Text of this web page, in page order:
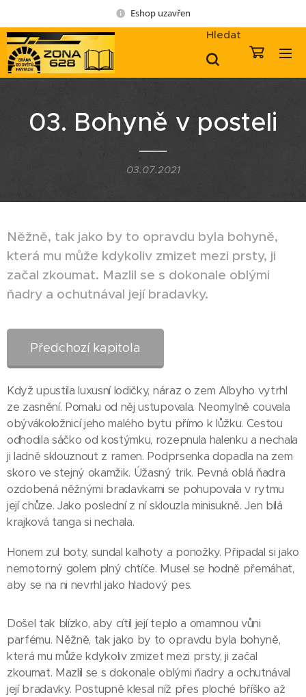
Eshop uzavřen
Hledat
03. Bohyně v posteli
03.07.2021
Něžně, tak jako by to opravdu byla bohyně,
která mu může kdykoliv zmizet mezi prsty, ji
začal zkoumat. Mazlil se s dokonale oblými
ňadry a ochutnával její bradavky.
Předchozí kapitola
Když upustila luxusní lodičky, náraz o zem Albyho vytrhl
ze zasnění. Pomalu od něj ustupovala. Neomylně couvala
obývákoložnicí jeho malého bytu přímo k lůžku. Cestou
odhodila sáčko od kostýmku, rozepnula halenku a nechala
ji ladně sklouznout z ramen. Podprsenka dopadla na zem
skoro ve stejný okamžik. Úžasný trik. Pevná oblá ňadra
ozdobená něžnými bradavkami se pohupovala v rytmu
její chůze. Jako poslední z ní sklouzla minisukně. Jen bílá
krajková tanga si nechala.
Honem zul boty, sundal kalhoty a ponožky. Připadal si jako
nemotorný golem plný chtíče. Musel se hodně přemáhat,
aby se na ni nevrhl jako hladový pes.
Došel tak blízko, aby cítil její teplo a omamnou vůni
parfému. Něžně, tak jako by to opravdu byla bohyně,
která mu může kdykoliv zmizet mezi prsty, ji začal
zkoumat. Mazlil se s dokonale oblými ňadry a ochutnával
její bradavky. Postupně klesal níž přes ploché bříško až